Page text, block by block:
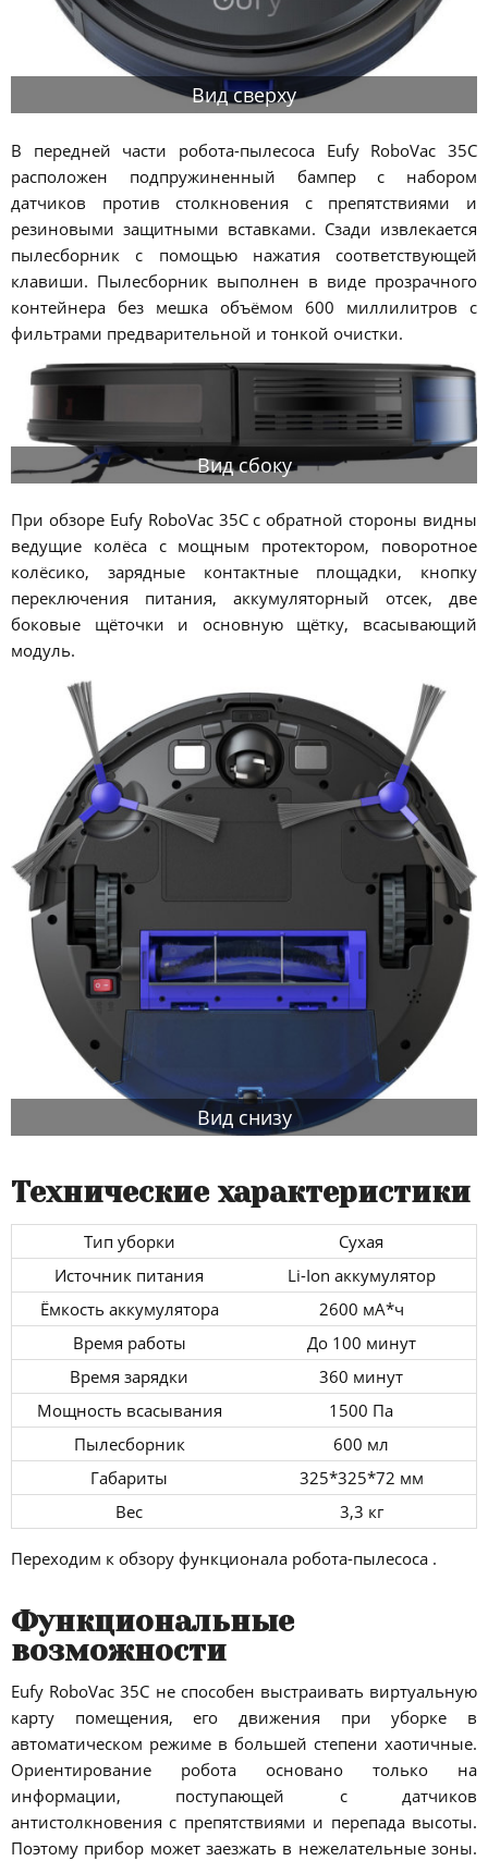
Вид сверху
В передней части робота-пылесоса Eufy RoboVac 35C
расположен подпружиненный бампер с набором
датчиков против столкновения с препятствиями и
резиновыми защитными вставками. Сзади извлекается
пылесборник с помощью нажатия соответствующей
клавиши. Пылесборник выполнен в виде прозрачного
контейнера без мешка объёмом 600 миллилитров с
фильтрами предварительной и тонкой очистки.
Вид сбоку
При обзоре Eufy RoboVac 35C с обратной стороны видны
ведущие колёса с мощным протектором, поворотное
колёсико, зарядные контактные площадки, кнопку
переключения питания, аккумуляторный отсек, две
боковые щёточки и основную щётку, всасывающий
модуль.
Вид снизу
Технические характеристики
Тип уборки
Сухая
Источник питания
Li-Ion аккумулятор
Ёмкость аккумулятора
2600 мА*ч
Время работы
До 100 минут
Время зарядки
360 минут
Мощность всасывания
1500 Па
Пылесборник
600 мл
Габариты
325*325*72 мм
Вес
3,3 кг
Переходим к обзору функционала робота-пылесоса .
Функциональные
возможности
Eufy RoboVac 35C не способен выстраивать виртуальную
карту помещения, его движения при уборке в
автоматическом режиме в большей степени хаотичные.
Ориентирование робота основано только на
информации, поступающей с датчиков
антистолкновения с препятствиями и перепада высоты.
Поэтому прибор может заезжать в нежелательные зоны.